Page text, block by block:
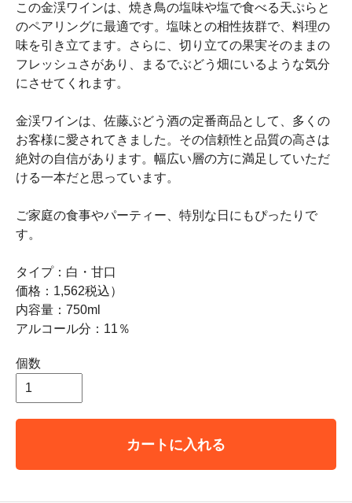
この金渓ワインは、焼き鳥の塩味や塩で食べる天ぷらと
のペアリングに最適です。塩味との相性抜群で、料理の
味を引き立てます。さらに、切り立ての果実そのままの
フレッシュさがあり、まるでぶどう畑にいるような気分
にさせてくれます。
金渓ワインは、佐藤ぶどう酒の定番商品として、多くの
お客様に愛されてきました。その信頼性と品質の高さは
絶対の自信があります。幅広い層の方に満足していただ
ける一本だと思っています。
ご家庭の食事やパーティー、特別な日にもぴったりで
す。
タイプ：白・甘口
価格：1,562税込）
内容量：750ml
アルコール分：11％
個数
カートに入れる